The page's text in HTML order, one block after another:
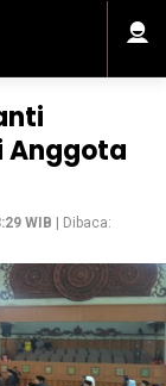
Anggota
WIB | Dibaca: